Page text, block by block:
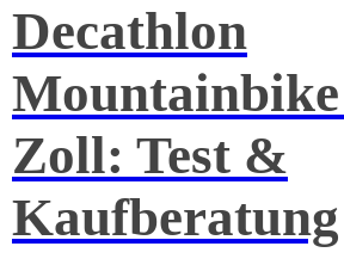
Decathlon
Zoll: Test &
Kaufberatung